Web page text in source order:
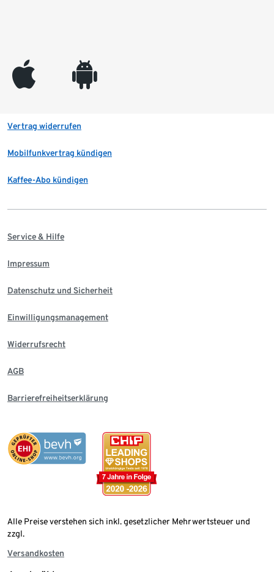
appleinc android
Vertrag widerrufen
Mobilfunkvertrag kündigen
Kaffee-Abo kündigen
Service & Hilfe
Impressum
Datenschutz und Sicherheit
Einwilligungsmanagement
Widerrufsrecht
AGB
Barrierefreiheitserklärung
Alle Preise verstehen sich inkl. gesetzlicher Mehrwertsteuer und
zzgl.
Versandkosten